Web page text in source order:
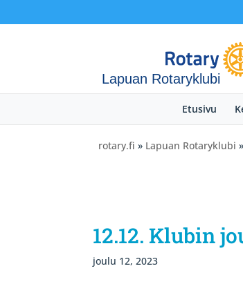
Lapuan Rotaryklubi
Etusivu
rotary.fi » Lapuan Rotaryklubi
12.12. Klubin
joulu 12, 2023